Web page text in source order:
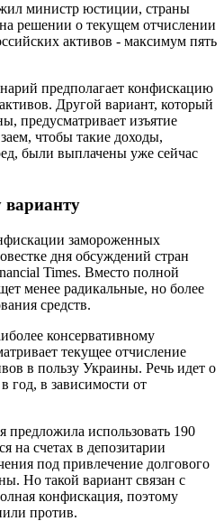
министр юстиции, страны
решении о текущем отчислении
активов - максимум пять
предполагает конфискацию
Другой вариант, который
предусматривает изъятие
чтобы такие доходы,
были выплачены уже сейчас
замороженных
дня обсуждений стран
Times. Вместо полной
менее радикальные, но более
средств.
консервативному
текущее отчисление
в пользу Украины. Речь идет о
год, в зависимости от
предложила использовать 190
на счетах в депозитарии
под привлечение долгового
Но такой вариант связан с
конфискация, поэтому
против.